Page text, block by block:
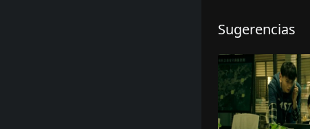
Sugerencias